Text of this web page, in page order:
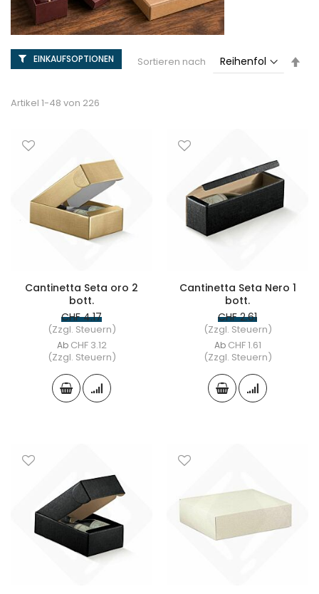
Artikel 1-48 von 226
Sortieren nach
Cantinetta Seta oro 2
bott.
CHF 4.17
(Zzgl. Steuern)
Ab CHF 3.12
(Zzgl. Steuern)
Cantinetta Seta Nero 1
bott.
CHF 2.61
(Zzgl. Steuern)
Ab CHF 1.61
(Zzgl. Steuern)
EINKAUFSOPTIONEN